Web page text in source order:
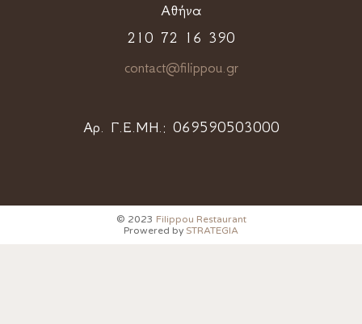
Αθήνα
210 72 16 390
contact@filippou.gr
Αρ. Γ.Ε.ΜΗ.: 069590503000
© 2023 Filippou Restaurant
Prowered by STRATEGIA